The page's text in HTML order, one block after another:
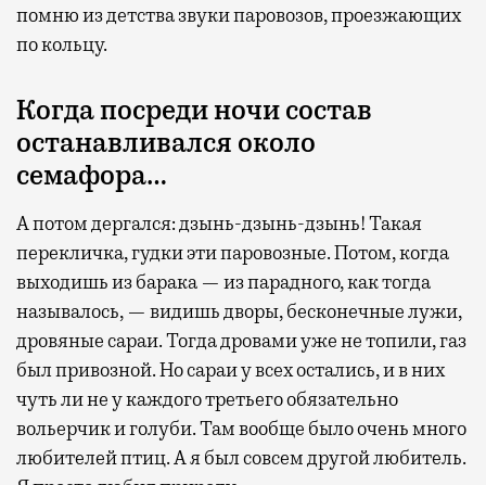
забронировать нужные билеты и рестораны.
Бизнес-зал становится местом, где можно
провести переговоры, поработать или просто
выпить кофе, наблюдая сквозь панорамные
самолеты. В Москве нет недостатка
в лаунжах. В аэропортах их обычно
несколько — в разных зонах воздушных
гаваней. На некоторых вокзалах — тоже.
Лаунжи доступны на Ленинградском,
Павелецком, Казанском, Ярославском
и Курском вокзалах.Попасть в бизнес-залы
могут держатели карт Mir Supreme. Причем
не только в столице. Всего доступно более
помню из детства звуки паровозов, проезжающих
по кольцу.
Когда посреди ночи состав
останавливался около
семафора…
А потом дергался: дзынь-дзынь-дзынь! Такая
перекличка, гудки эти паровозные. Потом, когда
выходишь из барака — из парадного, как тогда
называлось, — видишь дворы, бесконечные лужи,
дровяные сараи. Тогда дровами уже не топили, газ
был привозной. Но сараи у всех остались, и в них
чуть ли не у каждого третьего обязательно
вольерчик и голуби. Там вообще было очень много
любителей птиц. А я был совсем другой любитель.